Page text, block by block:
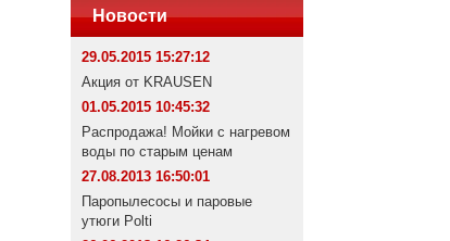
Новости
29.05.2015 15:27:12
Акция от KRAUSEN
01.05.2015 10:45:32
Распродажа! Мойки с нагревом
воды по старым ценам
27.08.2013 16:50:01
Паропылесосы и паровые
утюги Polti